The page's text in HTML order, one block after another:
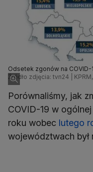
Odsetek zgonów na
w lutym 2022
Źródło zdjęcia: tvn24 |
Porównaliśmy, jak
COVID-19 w
roku wobec lutego
województwach był